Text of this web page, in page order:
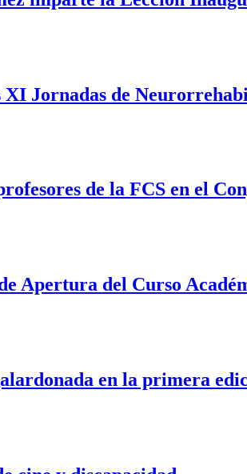
XI Jornadas de
de la FCS en el
Apertura del Curso
en la primera